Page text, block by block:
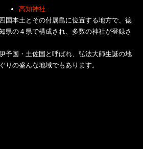
高知神社
国本土とその付属島に位置する地方で、徳
県の４県で構成され、多数の神社が登録さ
予国・土佐国と呼ばれ、弘法大師生誕の地
りの盛んな地域でもあります。